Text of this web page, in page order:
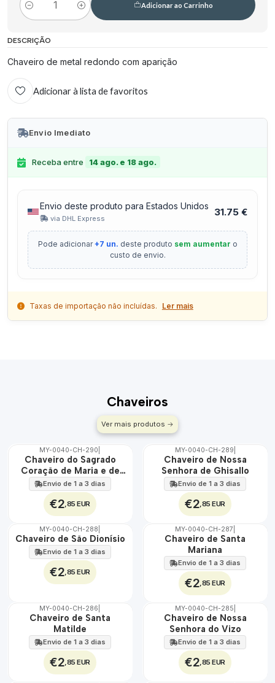
Quantidade
Adicionar ao Carrinho
DESCRIÇÃO
Chaveiro de metal redondo com aparição
Adicionar à lista de favoritos
Envio Imediato
Receba entre 14 ago. e 18 ago.
Envio deste produto para Estados Unidos
via DHL Express
31.75 €
Pode adicionar+7 un. deste produto sem aumentar o
custo de envio.
Taxas de importação não incluídas. Ler mais
Chaveiros
Ver mais produtos
🇵🇹
100%
MY-0040-CH-290
Chaveiro do Sagrado
Coração de Maria e de
Jesus
Envio de 1 a 3 dias
€2 ,85 EUR
🇵🇹
100%
MY-0040-CH-289
Chaveiro de Nossa
Senhora de Ghisallo
Envio de 1 a 3 dias
€2 ,85 EUR
🇵🇹
100%
MY-0040-CH-288
Chaveiro de São Dionísio
Envio de 1 a 3 dias
€2 ,85 EUR
🇵🇹
MY-0040-CH-287
Chaveiro de Santa
Mariana
Envio de 1 a 3 dias
€2 ,85 EUR
🇵🇹
MY-0040-CH-286
Chaveiro de Santa
Matilde
Envio de 1 a 3 dias
€2 ,85 EUR
🇵🇹
100%
MY-0040-CH-285
Chaveiro de Nossa
Senhora do Vizo
Envio de 1 a 3 dias
€2 ,85 EUR